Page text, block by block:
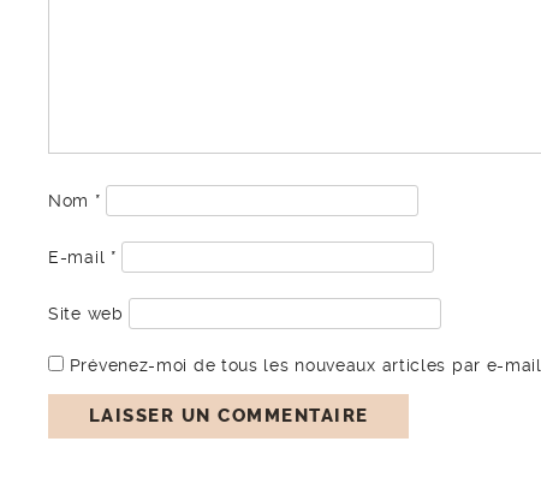
Nom *
E-mail *
Site web
Prévenez-moi de tous les nouveaux articles par e-mail.